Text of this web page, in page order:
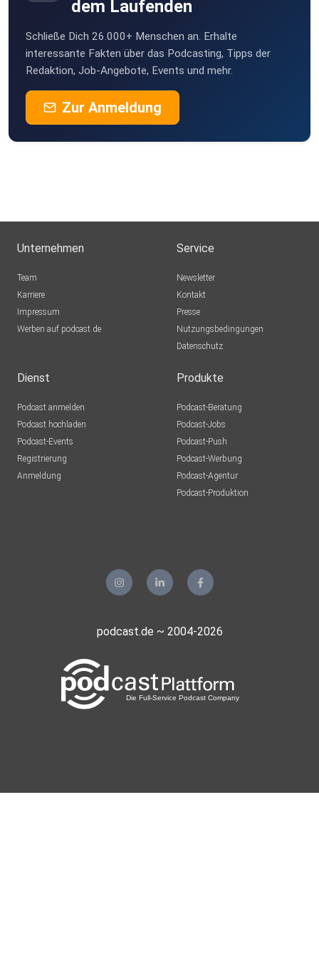
dem Laufenden
Schließe Dich 26.000+ Menschen an. Erhalte
interessante Fakten über das Podcasting, Tipps der
Redaktion, Job-Angebote, Events und mehr.
Zur Anmeldung
Unternehmen
Team
Karriere
Impressum
Werben auf podcast.de
Service
Newsletter
Kontakt
Presse
Nutzungsbedingungen
Datenschutz
Dienst
Podcast anmelden
Podcast hochladen
Podcast-Events
Registrierung
Anmeldung
Produkte
Podcast-Beratung
Podcast-Jobs
Podcast-Push
Podcast-Werbung
Podcast-Agentur
Podcast-Produktion
podcast.de ~ 2004-2026